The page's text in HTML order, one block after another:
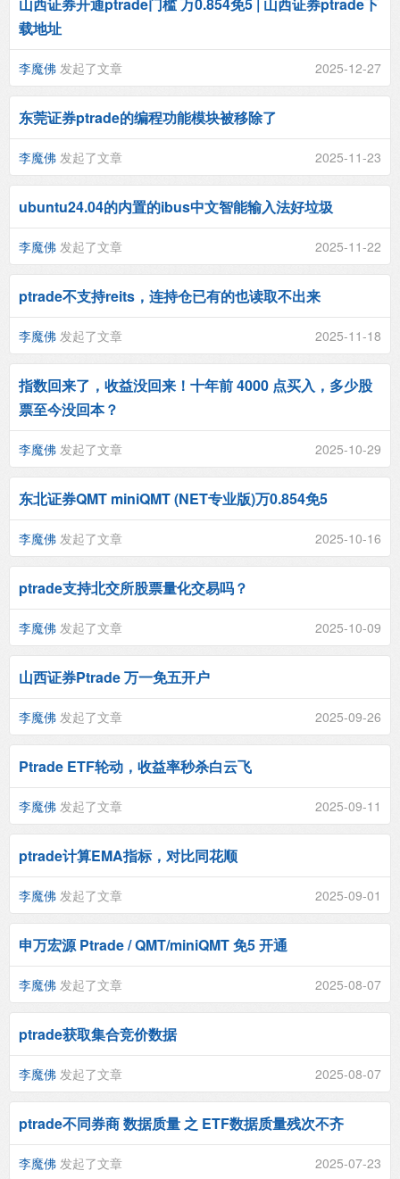
载地址
李魔佛 发起了文章 2025-12-27
东莞证券ptrade的编程功能模块被移除了
李魔佛 发起了文章 2025-11-23
ubuntu24.04的内置的ibus中文智能输入法好垃圾
李魔佛 发起了文章 2025-11-22
ptrade不支持reits，连持仓已有的也读取不出来
李魔佛 发起了文章 2025-11-18
指数回来了，收益没回来！十年前 4000 点买入，多少股
票至今没回本？
李魔佛 发起了文章 2025-10-29
东北证券QMT miniQMT (NET专业版)万0.854免5
李魔佛 发起了文章 2025-10-16
ptrade支持北交所股票量化交易吗？
李魔佛 发起了文章 2025-10-09
山西证券Ptrade 万一免五开户
李魔佛 发起了文章 2025-09-26
Ptrade ETF轮动，收益率秒杀白云飞
李魔佛 发起了文章 2025-09-11
ptrade计算EMA指标，对比同花顺
李魔佛 发起了文章 2025-09-01
申万宏源 Ptrade / QMT/miniQMT 免5 开通
李魔佛 发起了文章 2025-08-07
ptrade获取集合竞价数据
李魔佛 发起了文章 2025-08-07
ptrade不同券商 数据质量 之 ETF数据质量残次不齐
李魔佛 发起了文章 2025-07-23